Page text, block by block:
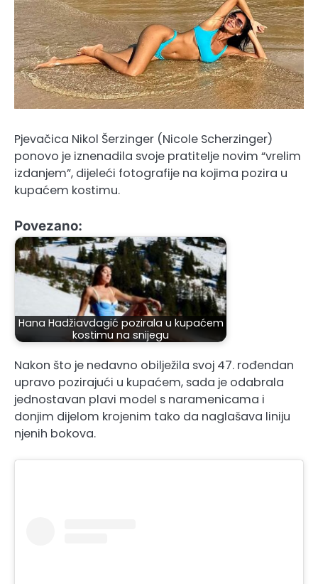
Pjevačica Nikol Šerzinger (Nicole Scherzinger)
ponovo je iznenadila svoje pratitelje novim “vrelim
izdanjem”, dijeleći fotografije na kojima pozira u
kupaćem kostimu.
Povezano:
Hana Hadžiavdagić pozirala u kupaćem
kostimu na snijegu
Nakon što je nedavno obilježila svoj 47. rođendan
upravo pozirajući u kupaćem, sada je odabrala
jednostavan plavi model s naramenicama i
donjim dijelom krojenim tako da naglašava liniju
njenih bokova.